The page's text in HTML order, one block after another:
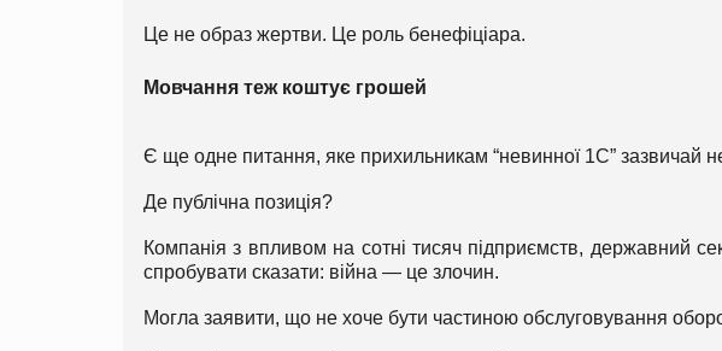
Це не образ жертви. Це роль бенефіціара.
Мовчання теж коштує грошей
Є ще одне питання, яке прихильникам “невинної 1С” зазвичай
Де публічна позиція?
Компанія з впливом на сотні тисяч підприємств, державний
спробувати сказати: війна — це злочин.
Могла заявити, що не хоче бути частиною обслуговування